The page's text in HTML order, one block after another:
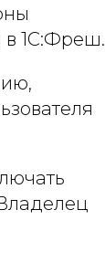
в 1С:Фреш.